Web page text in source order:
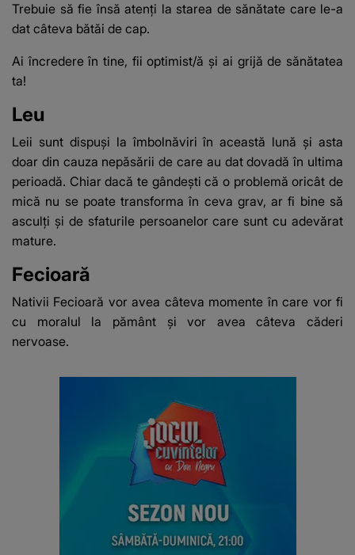
Trebuie să fie însă atenți la starea de sănătate care le-a
dat câteva bătăi de cap.
Ai încredere în tine, fii optimist/ă și ai grijă de sănătatea
ta!
Leu
Leii sunt dispuși la îmbolnăviri în această lună și asta
doar din cauza nepăsării de care au dat dovadă în ultima
perioadă. Chiar dacă te gândești că o problemă oricât de
mică nu se poate transforma în ceva grav, ar fi bine să
asculți și de sfaturile persoanelor care sunt cu adevărat
mature.
Fecioară
Nativii Fecioară vor avea câteva momente în care vor fi
cu moralul la pământ și vor avea câteva căderi
nervoase.